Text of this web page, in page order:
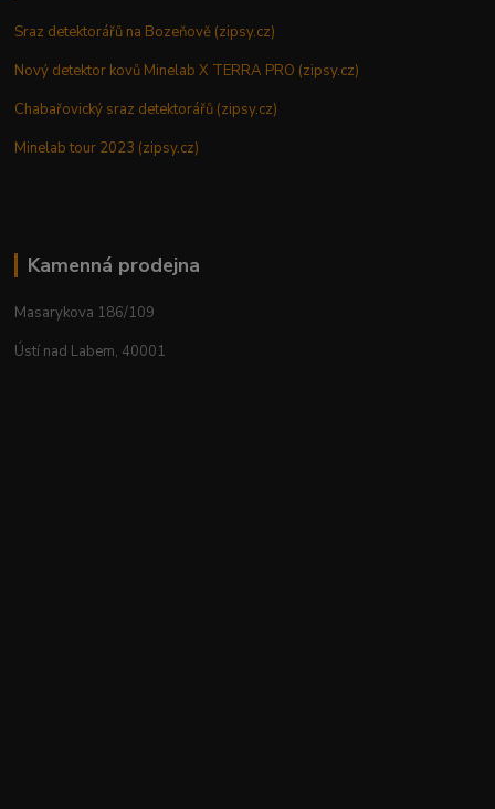
Sraz detektorářů na Bozeňově (zipsy.cz)
Nový detektor kovů Minelab X TERRA PRO (zipsy.cz)
Chabařovický sraz detektorářů (zipsy.cz)
Minelab tour 2023 (zipsy.cz)
Kamenná prodejna
Masarykova 186/109
Ústí nad Labem, 40001